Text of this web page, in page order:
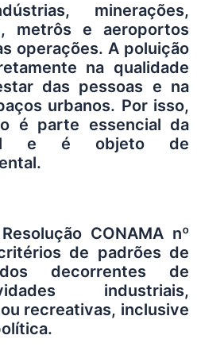
minerações,
metrôs e aeroportos
operações. A poluição
na qualidade
das pessoas e na
urbanos. Por isso,
é parte essencial da
e é objeto de
Resolução CONAMA nº
de padrões de
decorrentes de
industriais,
recreativas, inclusive